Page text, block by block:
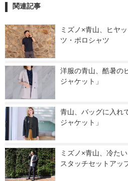
関連記事
ミズノ×青山、ヒヤ
ツ・ポロシャツ
洋服の青山、酷暑の
ジャケット」
青山、バッグに入れ
ジャケット」
ミズノ×青山、冷た
スタッチセットアッ